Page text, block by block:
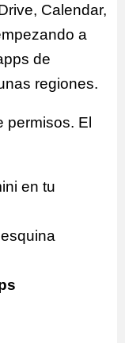
Calendar,
a
de
regiones.
permisos. El
en tu